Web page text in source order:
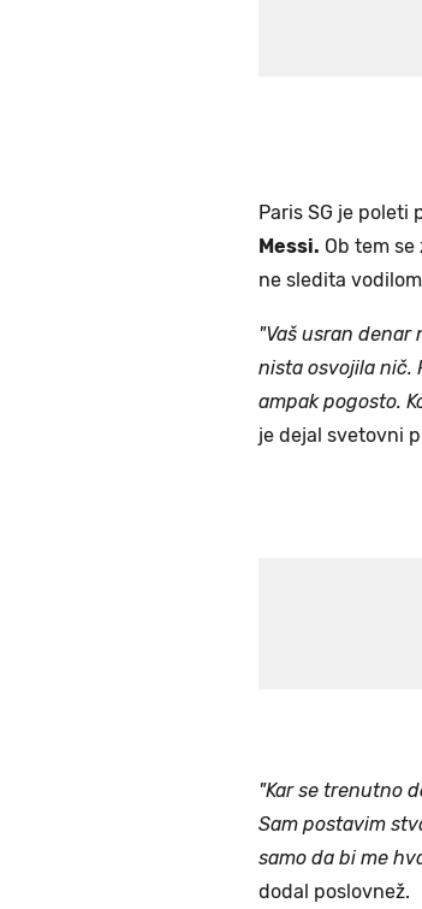
Paris SG je poleti
Messi. Ob tem se
ne sledita
"Vaš usran denar
nista osvojila nič.
ampak pogosto.
je dejal svetovni
"Kar se trenutno
Sam postavim
samo da bi me
dodal poslovnež.